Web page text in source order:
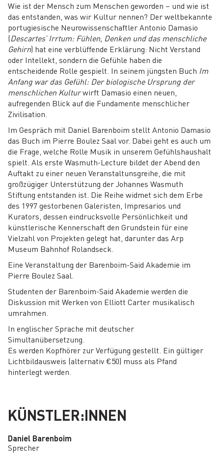
Wie ist der Mensch zum Menschen geworden – und wie ist
das entstanden, was wir Kultur nennen? Der weltbekannte
portugiesische Neurowissenschaftler Antonio Damasio
(Descartes’ Irrtum: Fühlen, Denken und das menschliche
Gehirn) hat eine verblüffende Erklärung: Nicht Verstand
oder Intellekt, sondern die Gefühle haben die
entscheidende Rolle gespielt. In seinem jüngsten Buch Im
Anfang war das Gefühl: Der biologische Ursprung der
menschlichen Kulturwirft Damasio einen neuen,
aufregenden Blick auf die Fundamente menschlicher
Zivilisation.
Im Gespräch mit Daniel Barenboim stellt Antonio Damasio
das Buch im Pierre Boulez Saal vor. Dabei geht es auch um
die Frage, welche Rolle Musik in unserem Gefühlshaushalt
spielt. Als erste Wasmuth-Lecture bildet der Abend den
Auftakt zu einer neuen Veranstaltunsgreihe, die mit
großzügiger Unterstützung der Johannes Wasmuth
Stiftung entstanden ist. Die Reihe widmet sich dem Erbe
des 1997 gestorbenen Galeristen, Impresarios und
Kurators, dessen eindrucksvolle Persönlichkeit und
künstlerische Kennerschaft den Grundstein für eine
Vielzahl von Projekten gelegt hat, darunter das Arp
Museum Bahnhof Rolandseck.
Eine Veranstaltung der Barenboim-Said Akademie im
Pierre Boulez Saal.
Studenten der Barenboim-Said Akademie werden die
Diskussion mit Werken von Elliott Carter musikalisch
umrahmen.
In englischer Sprache mit deutscher
Simultanübersetzung.
Es werden Kopfhörer zur Verfügung gestellt. Ein gültiger
Lichtbildausweis (alternativ €50) muss als Pfand
hinterlegt werden.
KÜNSTLER:INNEN
Daniel Barenboim
Sprecher